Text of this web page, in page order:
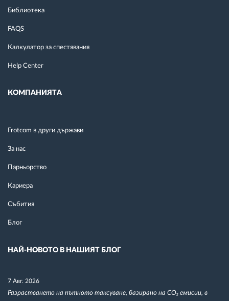
Библиотека
FAQS
Калкулатор за спестявания
Help Center
КОМПАНИЯТА
Frotcom в други държави
За нас
Парньорство
Кариера
Събития
Блог
НАЙ-НОВОТО В НАШИЯТ БЛОГ
7 Авг. 2026
Разрастването на пътното таксуване, базирано на CO₂ емисии, в